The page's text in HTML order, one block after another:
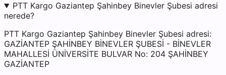
PTT Kargo Gaziantep Şahinbey Binevler Şubesi adresi
nerede?
PTT Kargo Gaziantep Şahinbey Binevler Şubesi adresi:
GAZİANTEP ŞAHİNBEY BİNEVLER ŞUBESİ - BİNEVLER
MAHALLESİ ÜNİVERSİTE BULVAR No: 204 ŞAHİNBEY
GAZİANTEP